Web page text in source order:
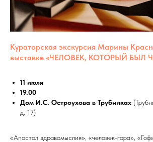
Кураторская экскурсия Марины
выставке «ЧЕЛОВЕК, КОТОРЫЙ БЫЛ
11 июля
19.00
Дом И.С. Остроухова в Трубниках
д. 17)
«Апостол здравомыслия», «человек-гора»,